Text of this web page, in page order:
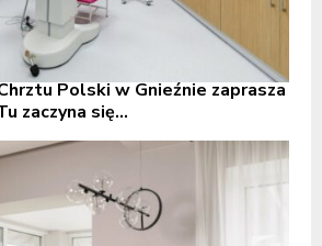
Polski w Gnieźnie zaprasza
zaczyna się...